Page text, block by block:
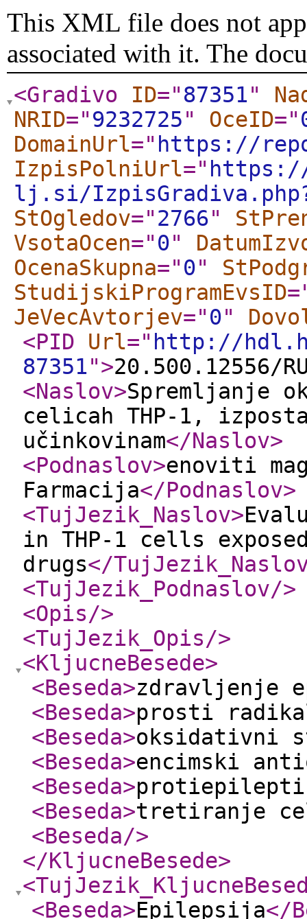
This XML file does not
associated with it. The
<Gradivo ID="87351"
NRID="9232725" OceID="
DomainUrl=" https://
IzpisPolniUrl="
lj.si/
StOgledov="2766"
VsotaOcen="0"
OcenaSkupna="0"
StudijskiProgramEvsID
JeVecAvtorjev="0"
<PID
Url=" http://
87351">20.500.12556/
<Naslov>Spremljanje
celicah THP-1,
učinkovinam</Naslov>
<Podnaslov>enoviti
Farmacija</Podnaslov>
<TujJezik_Naslov>
in THP-1 cells
drugs</
<TujJezik_Podnaslov/>
<Opis/>
<TujJezik_Opis/>
<KljucneBesede>
<Beseda>zdravljenje
<Beseda>prosti
<Beseda>oksidativni
<Beseda>encimski
<Beseda>
<Beseda>tretiranje
<Beseda/>
</KljucneBesede>
<Beseda>Epilepsija</